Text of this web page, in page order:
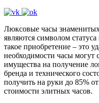
Люксовые часы
являются символом
такое приобретение – это
необходимости часы могут
имущества на получение
бренда и технического
получить на руки до 85%
стоимости элитных часов.